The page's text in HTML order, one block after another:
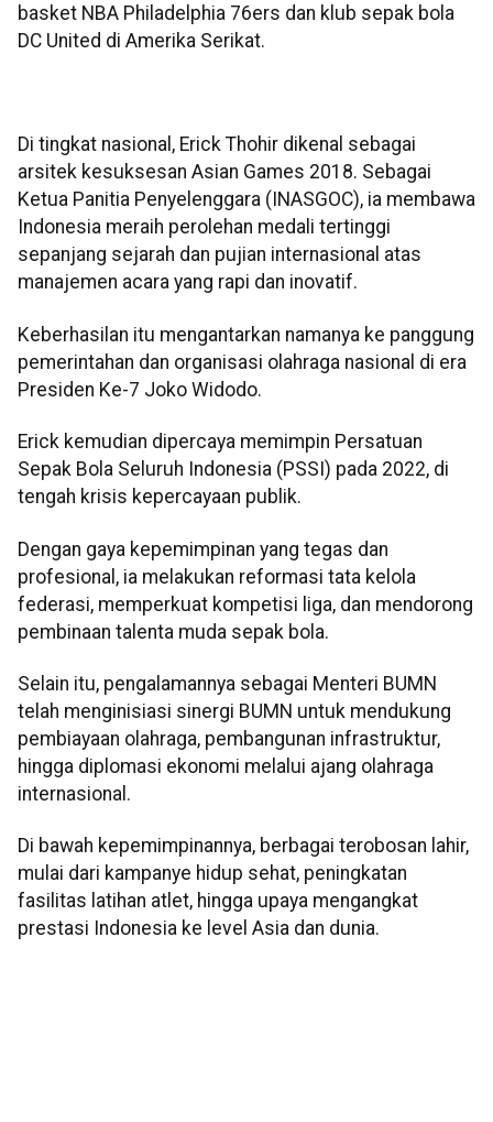
basket NBA Philadelphia 76ers dan klub sepak bola
DC United di Amerika Serikat.
Di tingkat nasional, Erick Thohir dikenal sebagai
arsitek kesuksesan Asian Games 2018. Sebagai
Ketua Panitia Penyelenggara (INASGOC), ia membawa
Indonesia meraih perolehan medali tertinggi
sepanjang sejarah dan pujian internasional atas
manajemen acara yang rapi dan inovatif.
Keberhasilan itu mengantarkan namanya ke panggung
pemerintahan dan organisasi olahraga nasional di era
Presiden Ke-7 Joko Widodo.
Erick kemudian dipercaya memimpin Persatuan
Sepak Bola Seluruh Indonesia (PSSI) pada 2022, di
tengah krisis kepercayaan publik.
Dengan gaya kepemimpinan yang tegas dan
profesional, ia melakukan reformasi tata kelola
federasi, memperkuat kompetisi liga, dan mendorong
pembinaan talenta muda sepak bola.
Selain itu, pengalamannya sebagai Menteri BUMN
telah menginisiasi sinergi BUMN untuk mendukung
pembiayaan olahraga, pembangunan infrastruktur,
hingga diplomasi ekonomi melalui ajang olahraga
internasional.
Di bawah kepemimpinannya, berbagai terobosan lahir,
mulai dari kampanye hidup sehat, peningkatan
fasilitas latihan atlet, hingga upaya mengangkat
prestasi Indonesia ke level Asia dan dunia.